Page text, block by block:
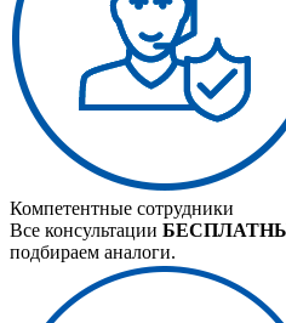
Компетентные сотрудники
Все консультации
подбираем аналоги.